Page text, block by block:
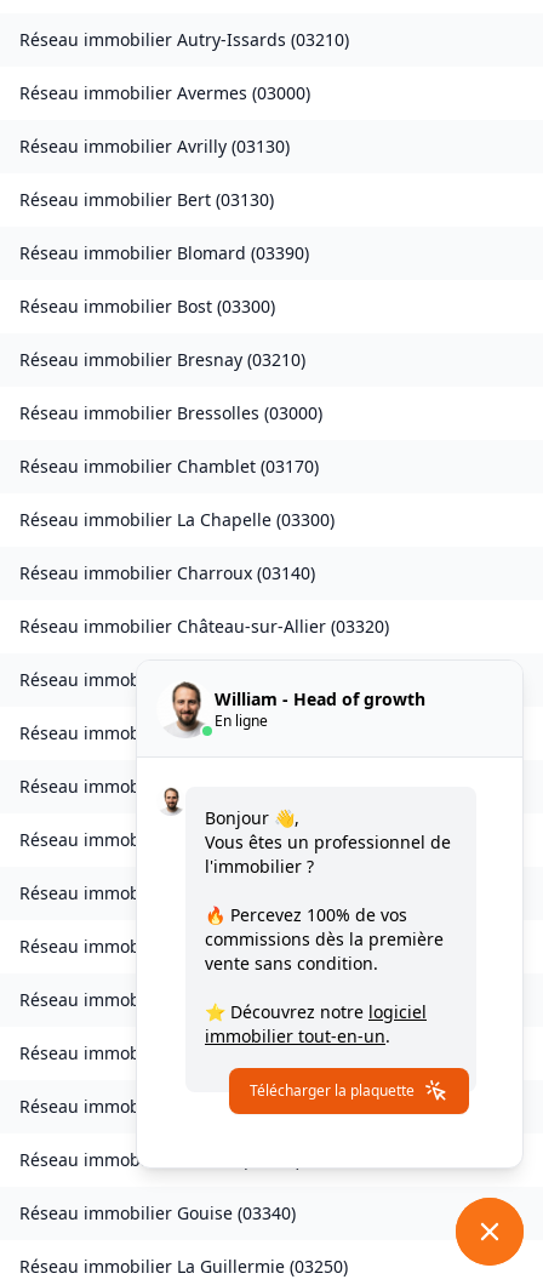
Réseau immobilier Autry-Issards (03210)
Réseau immobilier Avermes (03000)
Réseau immobilier Avrilly (03130)
Réseau immobilier Bert (03130)
Réseau immobilier Blomard (03390)
Réseau immobilier Bost (03300)
Réseau immobilier Bresnay (03210)
Réseau immobilier Bressolles (03000)
Réseau immobilier Chamblet (03170)
Réseau immobilier La Chapelle (03300)
Réseau immobilier Charroux (03140)
Réseau immobilier Château-sur-Allier (03320)
Réseau immobilierChâtelperron
Réseau immobilier Chemilly(03210
Réseau immobilierChezelle
Réseau immobilier Créchy( 03150)
Réseau immobilier
Réseau immobilier Deneuille-les-Mines( 03170)
Réseau immobilier Le Donjon
Réseau immobilier
Réseau immobilier Espinasse-Vozelle 03110
Réseau immobilier
Réseau immobilier Gouise (03340)
Réseau immobilier La Guillermie (03250)
William - Head of growth
En ligne
Bonjour 👋,
Vous êtes un professionnel de
l'immobilier ?
🔥 Percevez 100% de vos
commissions dès la première
vente sans condition.
⭐ Découvrez notre logiciel
immobilier tout-en-un.
Télécharger la plaquette